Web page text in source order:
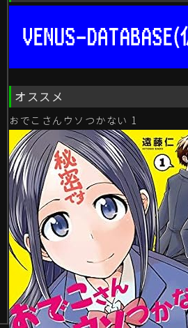
オススメ
おでこさんウソつかない 1